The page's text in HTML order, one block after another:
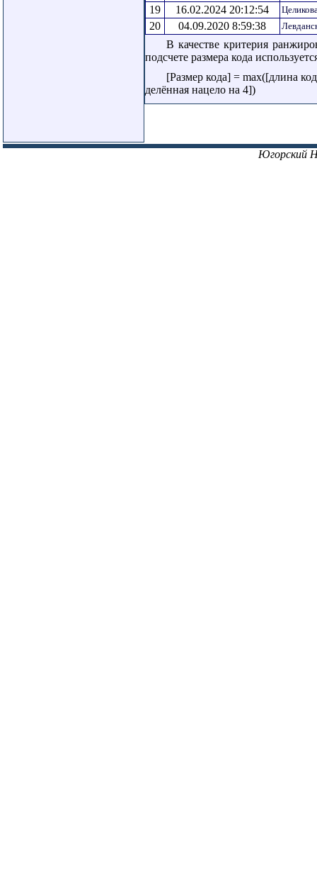
19 16.02.2024 20:12:54
20 04.09.2020 8:59:38
В качестве критерия
подсчете размера кода
[Размер кода] = max([длина
делённая нацело на 4])
Югорский